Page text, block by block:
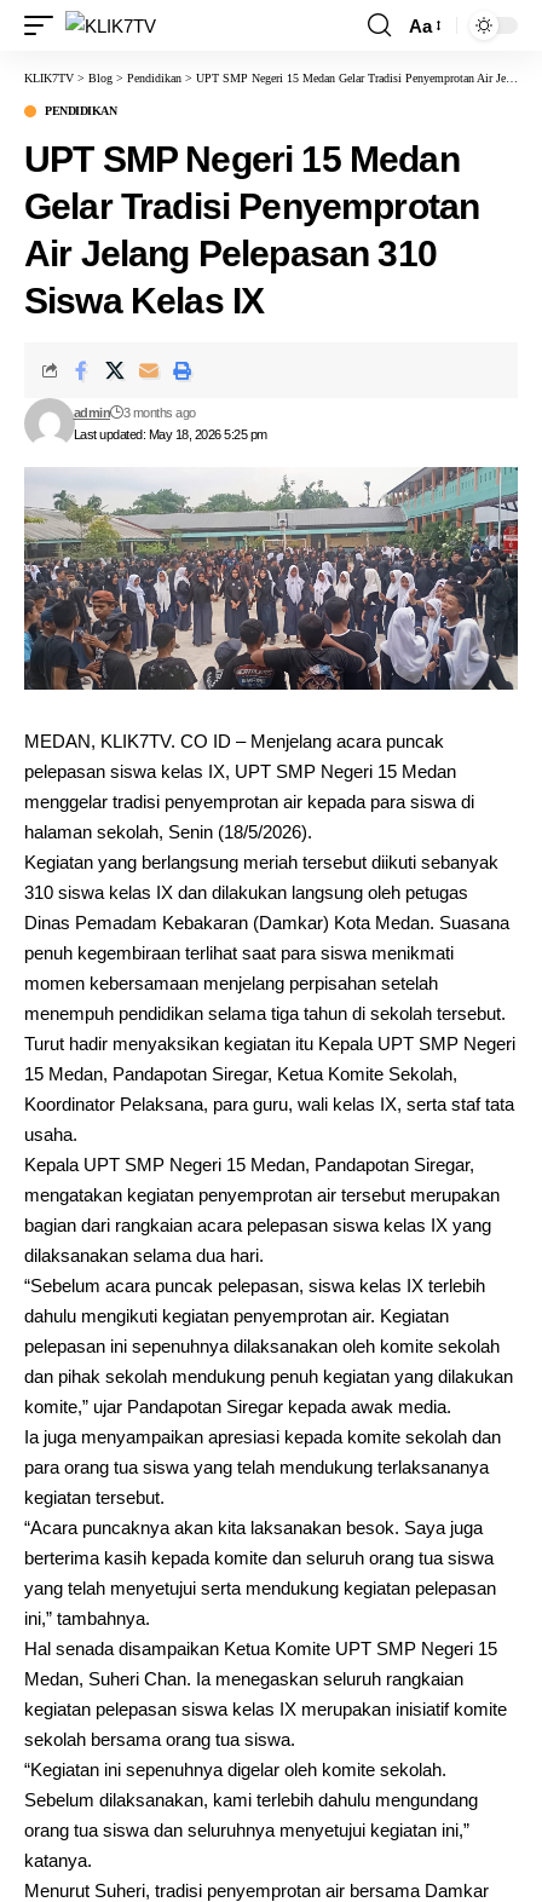
Aa
KLIK7TV > Blog > Pendidikan > UPT SMP Negeri 15 Medan Gelar Tradisi Penyemprotan Air Jelang Pelepasan 310 Siswa Kelas IX
PENDIDIKAN
UPT SMP Negeri 15 Medan
Gelar Tradisi Penyemprotan
Air Jelang Pelepasan 310
Siswa Kelas IX
Last updated: May 18, 2026 5:25 pm
admin 3 months ago
MEDAN, KLIK7TV. CO ID – Menjelang acara puncak
pelepasan siswa kelas IX, UPT SMP Negeri 15 Medan
menggelar tradisi penyemprotan air kepada para siswa di
halaman sekolah, Senin (18/5/2026).
Kegiatan yang berlangsung meriah tersebut diikuti sebanyak
310 siswa kelas IX dan dilakukan langsung oleh petugas
Dinas Pemadam Kebakaran (Damkar) Kota Medan. Suasana
penuh kegembiraan terlihat saat para siswa menikmati
momen kebersamaan menjelang perpisahan setelah
menempuh pendidikan selama tiga tahun di sekolah tersebut.
Turut hadir menyaksikan kegiatan itu Kepala UPT SMP Negeri
15 Medan, Pandapotan Siregar, Ketua Komite Sekolah,
Koordinator Pelaksana, para guru, wali kelas IX, serta staf tata
usaha.
Kepala UPT SMP Negeri 15 Medan, Pandapotan Siregar,
mengatakan kegiatan penyemprotan air tersebut merupakan
bagian dari rangkaian acara pelepasan siswa kelas IX yang
dilaksanakan selama dua hari.
“Sebelum acara puncak pelepasan, siswa kelas IX terlebih
dahulu mengikuti kegiatan penyemprotan air. Kegiatan
pelepasan ini sepenuhnya dilaksanakan oleh komite sekolah
dan pihak sekolah mendukung penuh kegiatan yang dilakukan
komite,” ujar Pandapotan Siregar kepada awak media.
Ia juga menyampaikan apresiasi kepada komite sekolah dan
para orang tua siswa yang telah mendukung terlaksananya
kegiatan tersebut.
“Acara puncaknya akan kita laksanakan besok. Saya juga
berterima kasih kepada komite dan seluruh orang tua siswa
yang telah menyetujui serta mendukung kegiatan pelepasan
ini,” tambahnya.
Hal senada disampaikan Ketua Komite UPT SMP Negeri 15
Medan, Suheri Chan. Ia menegaskan seluruh rangkaian
kegiatan pelepasan siswa kelas IX merupakan inisiatif komite
sekolah bersama orang tua siswa.
“Kegiatan ini sepenuhnya digelar oleh komite sekolah.
Sebelum dilaksanakan, kami terlebih dahulu mengundang
orang tua siswa dan seluruhnya menyetujui kegiatan ini,”
katanya.
Menurut Suheri, tradisi penyemprotan air bersama Damkar